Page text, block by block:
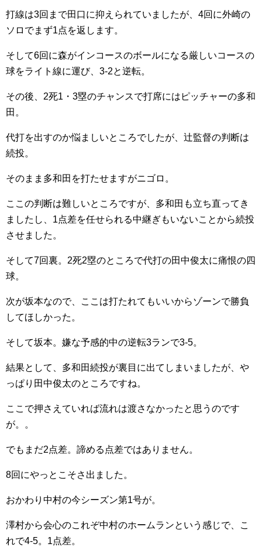
打線は3回まで田口に抑えられていましたが、4回に外崎の
ソロでまず1点を返します。
そして6回に森がインコースのボールになる厳しいコースの
球をライト線に運び、3-2と逆転。
その後、2死1・3塁のチャンスで打席にはピッチャーの多和
田。
代打を出すのか悩ましいところでしたが、辻監督の判断は
続投。
そのまま多和田を打たせますがニゴロ。
ここの判断は難しいところですが、多和田も立ち直ってき
ましたし、1点差を任せられる中継ぎもいないことから続投
させました。
そして7回裏。2死2塁のところで代打の田中俊太に痛恨の四
球。
次が坂本なので、ここは打たれてもいいからゾーンで勝負
してほしかった。
そして坂本。嫌な予感的中の逆転3ランで3-5。
結果として、多和田続投が裏目に出てしまいましたが、や
っぱり田中俊太のところですね。
ここで押さえていれば流れは渡さなかったと思うのです
が。。
でもまだ2点差。諦める点差ではありません。
8回にやっとこそさ出ました。
おかわり中村の今シーズン第1号が。
澤村から会心のこれぞ中村のホームランという感じで、こ
れで4-5。1点差。